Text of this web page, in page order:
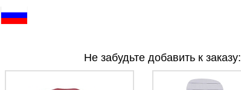
Не забудьте добавить к заказу: